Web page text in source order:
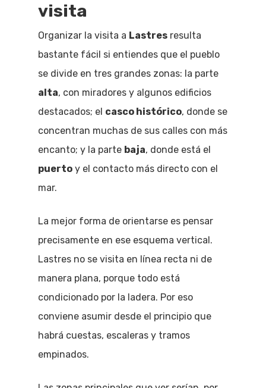
visita
Organizar la visita a Lastres resulta
bastante fácil si entiendes que el pueblo
se divide en tres grandes zonas: la parte
alta, con miradores y algunos edificios
destacados; el casco histórico, donde se
concentran muchas de sus calles con más
encanto; y la parte baja, donde está el
puerto y el contacto más directo con el
mar.
La mejor forma de orientarse es pensar
precisamente en ese esquema vertical.
Lastres no se visita en línea recta ni de
manera plana, porque todo está
condicionado por la ladera. Por eso
conviene asumir desde el principio que
habrá cuestas, escaleras y tramos
empinados.